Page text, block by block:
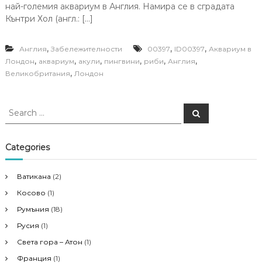
най-големия аквариум в Англия. Намира се в сградата
Кънтри Хол (англ.: […]
Англия, Забележителности 00397, ID00397, Аквариум в
Лондон, аквариум, акули, пингвини, риби, Англия,
Великобритания, Лондон
S
r
c
f
o
r
S
e
Categories
Ватикана (2)
Косово (1)
Румъния (18)
Русия (1)
Света гора – Атон (1)
Франция (1)